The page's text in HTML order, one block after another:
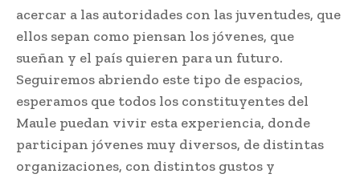
acercar a las autoridades con las juventudes, que
ellos sepan como piensan los jóvenes, que
sueñan y el país quieren para un futuro.
Seguiremos abriendo este tipo de espacios,
esperamos que todos los constituyentes del
Maule puedan vivir esta experiencia, donde
participan jóvenes muy diversos, de distintas
organizaciones, con distintos gustos y